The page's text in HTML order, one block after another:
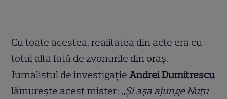
Cu toate acestea, realitatea din acte era cu
totul alta față de zvonurile din oraș.
Jurnalistul de investigațieAndrei Dumitrescu
lămurește acest mister: „Și așa ajunge Nuțu